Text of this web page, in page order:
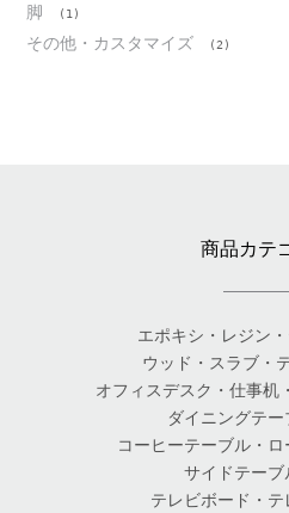
脚 (1)
その他・カスタマイズ (2)
商品カテ
エポキシ・レジン
ウッド・スラブ・
オフィスデスク・仕事机
ダイニングテー
コーヒーテーブル・
サイドテーブ
テレビボード・テ